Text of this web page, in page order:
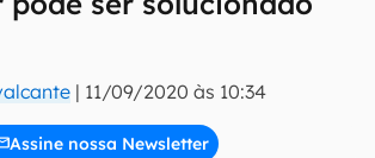
| 11/09/2020 às 10:34
Assine nossa Newsletter
inscreva-se